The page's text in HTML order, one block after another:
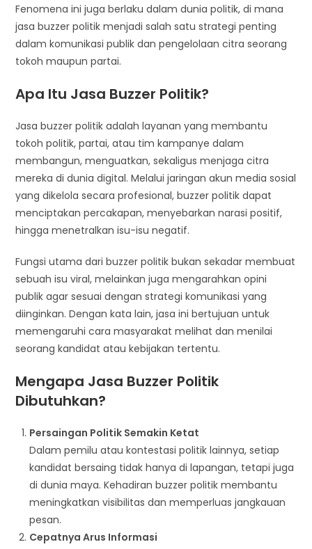
Fenomena ini juga berlaku dalam dunia politik, di mana
jasa buzzer politik menjadi salah satu strategi penting
dalam komunikasi publik dan pengelolaan citra seorang
tokoh maupun partai.
Apa Itu Jasa Buzzer Politik?
Jasa buzzer politik adalah layanan yang membantu
tokoh politik, partai, atau tim kampanye dalam
membangun, menguatkan, sekaligus menjaga citra
mereka di dunia digital. Melalui jaringan akun media sosial
yang dikelola secara profesional, buzzer politik dapat
menciptakan percakapan, menyebarkan narasi positif,
hingga menetralkan isu-isu negatif.
Fungsi utama dari buzzer politik bukan sekadar membuat
sebuah isu viral, melainkan juga mengarahkan opini
publik agar sesuai dengan strategi komunikasi yang
diinginkan. Dengan kata lain, jasa ini bertujuan untuk
memengaruhi cara masyarakat melihat dan menilai
seorang kandidat atau kebijakan tertentu.
Mengapa Jasa Buzzer Politik
Dibutuhkan?
Persaingan Politik Semakin Ketat
Dalam pemilu atau kontestasi politik lainnya, setiap
kandidat bersaing tidak hanya di lapangan, tetapi juga
di dunia maya. Kehadiran buzzer politik membantu
meningkatkan visibilitas dan memperluas jangkauan
pesan.
Cepatnya Arus Informasi